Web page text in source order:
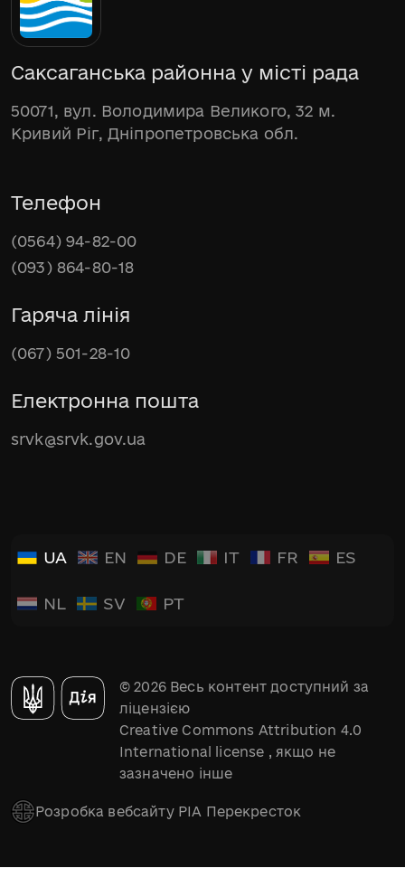
Саксаганська районна у місті рада
50071, вул. Володимира Великого, 32 м.
Кривий Ріг, Дніпропетровська обл.
Телефон
(0564) 94-82-00
(093) 864-80-18
Гаряча лінія
(067) 501-28-10
Електронна пошта
srvk@srvk.gov.ua
UA EN DE IT FR ES
NL SV PT
© 2026 Весь контент доступний за
ліцензією
Creative Commons Attribution 4.0
International license , якщо не
зазначено інше
Розробка вебсайту РІА Перекресток